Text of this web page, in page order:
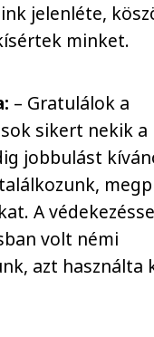
jelenléte,
minket.
– Gratulálok a
sikert nekik a
jobbulást
A
volt némi
azt használta